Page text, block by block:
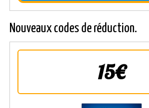
Nouveaux codes de réduction.
15€